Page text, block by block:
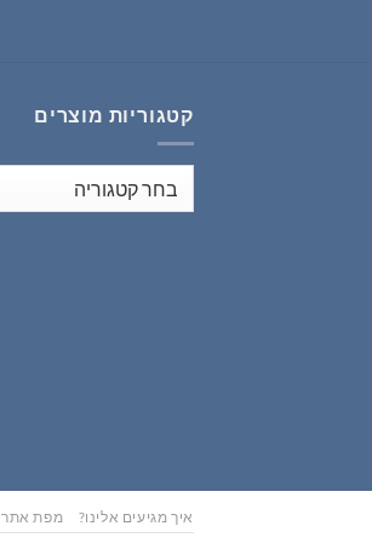
קטגוריות מוצרים
איך מגיעים אלינו? מפת אתר